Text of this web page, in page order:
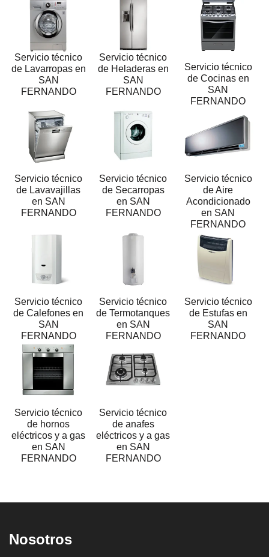
Servicio técnico
de Lavarropas en
SAN
FERNANDO
Servicio técnico
de Heladeras en
SAN
FERNANDO
Servicio técnico
de Cocinas en
SAN
FERNANDO
Servicio técnico
de Lavavajillas
en SAN
FERNANDO
Servicio técnico
de Secarropas
en SAN
FERNANDO
Servicio técnico
de Aire
Acondicionado
en SAN
FERNANDO
Servicio técnico
de Calefones en
SAN
FERNANDO
Servicio técnico
de Termotanques
en SAN
FERNANDO
Servicio técnico
de Estufas en
SAN
FERNANDO
Servicio técnico
de hornos
eléctricos y a gas
en SAN
FERNANDO
Servicio técnico
de anafes
eléctricos y a gas
en SAN
FERNANDO
Nosotros